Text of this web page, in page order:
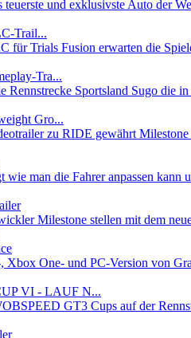
und exklusivste Auto der
Trail...
für Trials Fusion erwarten die
Tra...
Rennstrecke Sportsland Sugo die
Gro...
zu RIDE gewährt Milestone
wie man die Fahrer anpassen kann
Milestone stellen mit dem
Xbox One- und PC-Version von
VI - LAUF N...
GT3 Cups auf der